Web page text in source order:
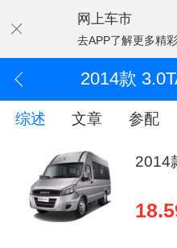
网上车市
去APP了解更多精
2014款
综述 文章 参配
2014